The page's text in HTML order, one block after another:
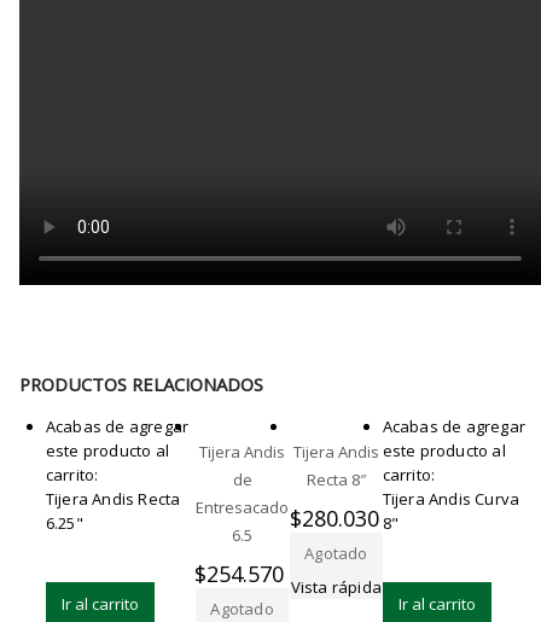
PRODUCTOS RELACIONADOS
Acabas de agregar
este producto al
carrito:
Tijera Andis Recta
6.25"
Ir al carrito
Tijera Andis
de
Entresacado
6.5
$254.570
Agotado
Tijera Andis
Recta 8″
$280.030
Agotado
Vista rápida
Acabas de agregar
este producto al
carrito:
Tijera Andis Curva
8"
Ir al carrito